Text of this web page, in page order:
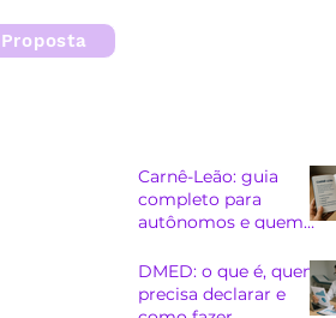
Proposta
Carnê-Leão: guia
completo para
autônomos e quem
física
DMED: o que é, quem
precisa declarar e